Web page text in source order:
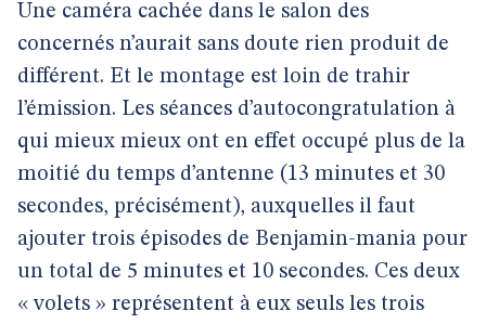
Une caméra cachée dans le salon des
concernés n’aurait sans doute rien produit de
différent. Et le montage est loin de trahir
l’émission. Les séances d’autocongratulation à
qui mieux mieux ont en effet occupé plus de la
moitié du temps d’antenne (13 minutes et 30
secondes, précisément), auxquelles il faut
ajouter trois épisodes de Benjamin-mania pour
un total de 5 minutes et 10 secondes. Ces deux
« volets » représentent à eux seuls les trois